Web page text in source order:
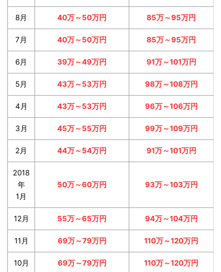
8月 40万～50万円 85万～95万円
7月 40万～50万円 85万～95万円
6月 39万～49万円 91万～101万円
5月 43万～53万円 98万～108万円
4月 43万～53万円 96万～106万円
3月 45万～55万円 99万～109万円
2月 44万～54万円 91万～101万円
2018
年
1月
50万～60万円 93万～103万円
12月 55万～65万円 94万～104万円
11月 69万～79万円 110万～120万円
10月 69万～79万円 110万～120万円